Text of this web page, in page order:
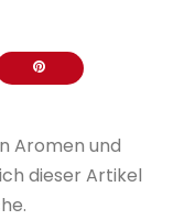
Aromen und
dieser Artikel